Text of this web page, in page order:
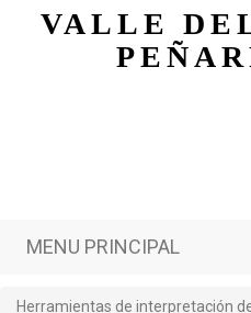
Pasar al
VALLE
MENU PRINCIPAL
Herramientas de interpretación